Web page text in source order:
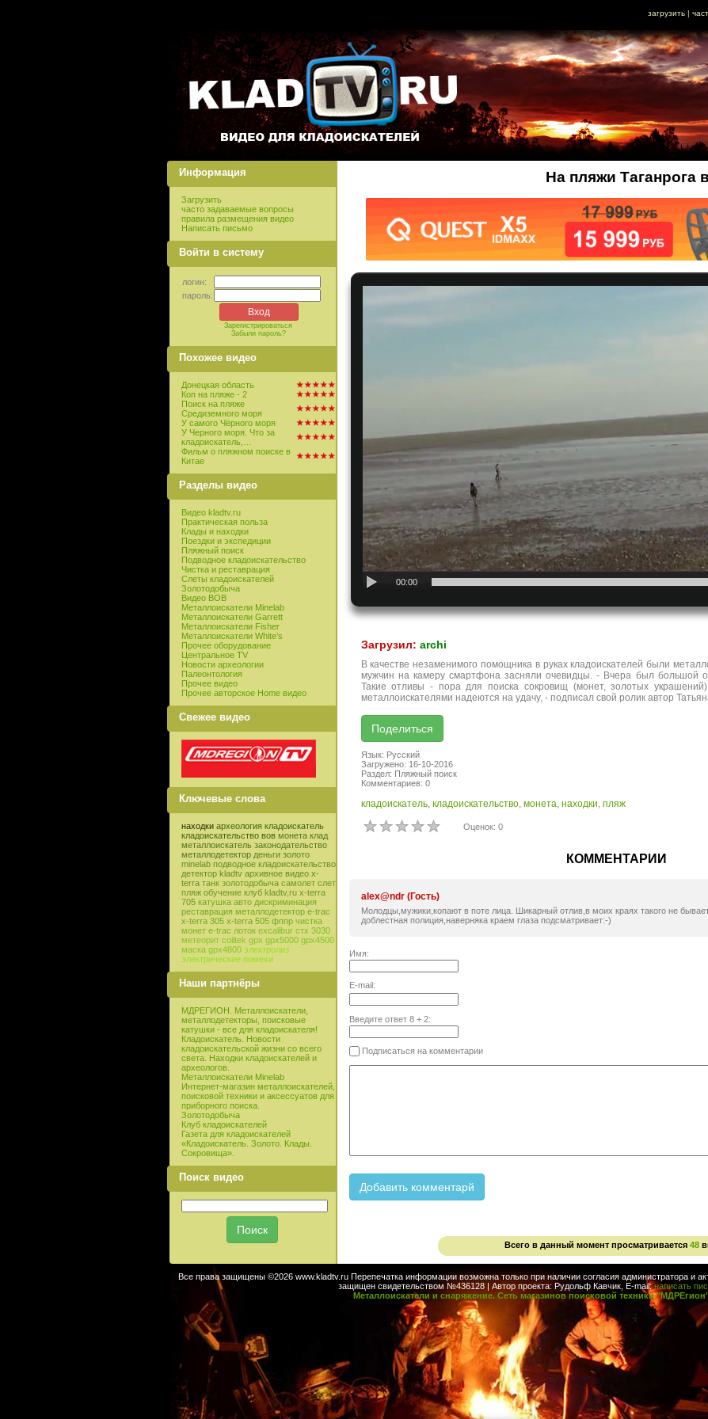
загрузить|
Информация
Загрузить
часто задаваемые вопросы
правила размещения видео
Написать письмо
Войти в систему
логин:
пароль:
Зарегистрироваться
Забыли пароль?
Похожее видео
Донецкая область
Коп на пляже - 2
Поиск на пляже
Средиземного моря
У самого Чёрного моря
У Черного моря. Что за
кладоискатель,…
Фильм о пляжном поиске в
Китае
Разделы видео
Видео kladtv.ru
Практическая польза
Клады и находки
Поездки и экспедиции
Пляжный поиск
Подводное кладоискательство
Чистка и реставрация
Слеты кладоискателей
Золотодобыча
Видео ВОВ
Металлоискатели Minelab
Металлоискатели Garrett
Металлоискатели Fisher
Металлоискатели White’s
Прочее оборудование
Центральное TV
Новости археологии
Палеонтология
Прочее видео
Прочее авторское Home видео
Свежее видео
Ключевые слова
находки археология кладоискатель
кладоискательство вов монета клад
металлоискатель законодательство
металлодетектор деньги золото
minelab подводное кладоискательство
детектор kladtv архивное видео x-
terra танк золотодобыча самолет слет
пляж обучение клуб kladtv,ru x-terra
705 катушка авто дискриминация
реставрация металлодетектор e-trac
x-terra 305 x-terra 505 фппр чистка
монет e-trac лоток excalibur стх 3030
метеорит coiltek gpx gpx5000 gpx4500
маска gpx4800 электролиз
электрические помехи
Наши партнёры
МДРЕГИОН. Металлоискатели,
металлодетекторы, поисковые
катушки - все для кладоискателя!
Кладоискатель. Новости
кладоискательской жизни со всего
света. Находки кладоискателей и
археологов.
Металлоискатели Minelab
Интернет-магазин металлоискателей,
поисковой техники и аксессуатов для
приборного поиска.
Золотодобыча
Клуб кладоискателей
Газета для кладоискателей
«Кладоискатель. Золото. Клады.
Сокровища».
Поиск видео
На пляжи Таганрога
00:00
Загрузил: archi
В качестве незаменимого помощника в руках кладоискателей были
мужчин на камеру смартфона засняли очевидцы. - Вчера был большой
Такие отливы - пора для поиска сокровищ (монет, золотых
металлоискателями надеются на удачу, - подписал свой ролик автор
Язык: Русский
Загружено: 16-10-2016
Раздел: Пляжный поиск
Комментариев: 0
кладоискатель, кладоискательство, монета, находки, пляж
Оценок: 0
КОММЕНТАРИИ
alex@ndr (Гость)
Молодцы,мужики,копают в поте лица. Шикарный отлив,в моих краях такого не
доблестная полиция,наверняка краем глаза подсматривает:-)
Имя:
E-mail:
Введите ответ 8+ 2:
Подписаться на комментарии
Всего в данный момент просматривается 48
Все права защищены ©2026 www.kladtv.ru Перепечатка информации возможна только при наличии согласия администратора и
защищен свидетельством №436128 | Автор проекта: Рудольф Кавчик, E-mail:написать
Металлоискатели и снаряжение. Сеть магазинов поисковой техники